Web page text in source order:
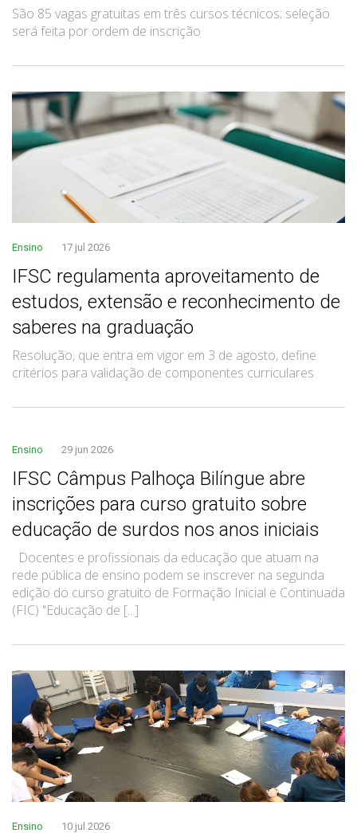
São 85 vagas gratuitas em três cursos técnicos; seleção
será feita por ordem de inscrição
Ensino 17 jul 2026
IFSC regulamenta aproveitamento de
estudos, extensão e reconhecimento de
saberes na graduação
Resolução, que entra em vigor em 3 de agosto, define
critérios para validação de componentes curriculares
Ensino 29 jun 2026
IFSC Câmpus Palhoça Bilíngue abre
inscrições para curso gratuito sobre
educação de surdos nos anos iniciais
Docentes e profissionais da educação que atuam na
rede pública de ensino podem se inscrever na segunda
edição do curso gratuito de Formação Inicial e Continuada
(FIC) "Educação de [...]
Ensino 10 jul 2026